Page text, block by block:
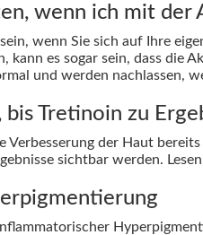
wenn ich mit der
wenn Sie sich auf Ihre
kann es sogar sein, dass die
und werden nachlassen,
Tretinoin zu
Verbesserung der Haut
sichtbar werden.